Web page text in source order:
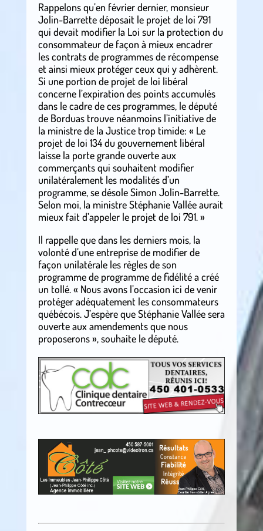
Rappelons qu’en février dernier, monsieur
Jolin-Barrette déposait le projet de loi 791
qui devait modifier la Loi sur la protection du
consommateur de façon à mieux encadrer
les contrats de programmes de récompense
et ainsi mieux protéger ceux qui y adhèrent.
Si une portion de projet de loi libéral
concerne l’expiration des points accumulés
dans le cadre de ces programmes, le député
de Borduas trouve néanmoins l’initiative de
la ministre de la Justice trop timide: « Le
projet de loi 134 du gouvernement libéral
laisse la porte grande ouverte aux
commerçants qui souhaitent modifier
unilatéralement les modalités d’un
programme, se désole Simon Jolin-Barrette.
Selon moi, la ministre Stéphanie Vallée aurait
mieux fait d’appeler le projet de loi 791. »
Il rappelle que dans les derniers mois, la
volonté d’une entreprise de modifier de
façon unilatérale les règles de son
programme de programme de fidélité a créé
un tollé. « Nous avons l’occasion ici de venir
protéger adéquatement les consommateurs
québécois. J’espère que Stéphanie Vallée sera
ouverte aux amendements que nous
proposerons », souhaite le député.